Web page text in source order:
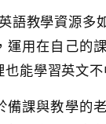
語教學資源多
運用在自己的
能學習英文不
備課與教學的